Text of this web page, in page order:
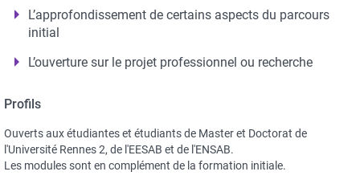
L’approfondissement de certains aspects du parcours
initial
L’ouverture sur le projet professionnel ou recherche
Profils
Ouverts aux étudiantes et étudiants de Master et Doctorat de
l'Université Rennes 2, de l'EESAB et de l'ENSAB.
Les modules sont en complément de la formation initiale.